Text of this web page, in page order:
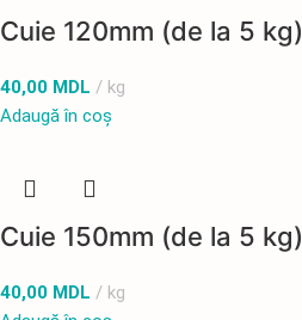
Cuie 120mm (de la 5 kg)
40,00 MDL
kg
Adaugă în coș
Cuie 150mm (de la 5 kg)
40,00 MDL
kg